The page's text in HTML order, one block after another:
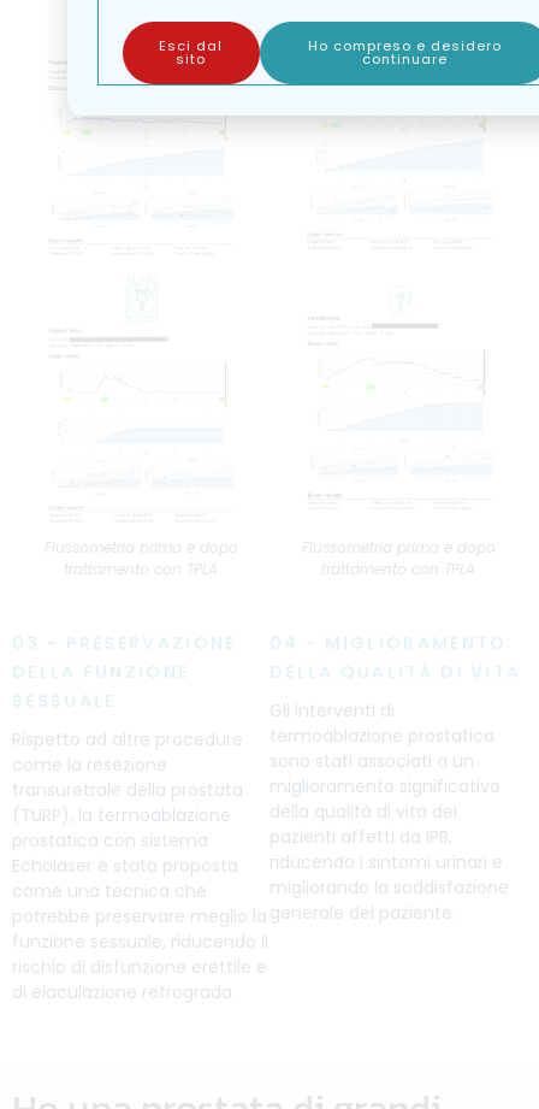
Flussometria prima e dopo
trattamento con TPLA
Flussometria prima e dopo
trattamento con TPLA
03 - PRESERVAZIONE
DELLA FUNZIONE
SESSUALE
Rispetto ad altre procedure
come la resezione
transuretrale della prostata
(TURP), la termoablazione
prostatica con sistema
Echolaser è stata proposta
come una tecnica che
potrebbe preservare meglio la
funzione sessuale, riducendo il
rischio di disfunzione erettile e
di eiaculazione retrograda.
04 - MIGLIORAMENTO
DELLA QUALITÀ DI VITA
Gli interventi di
termoablazione prostatica
sono stati associati a un
miglioramento significativo
della qualità di vita dei
pazienti affetti da IPB,
riducendo i sintomi urinari e
migliorando la soddisfazione
generale del paziente.
Esci dal
sito
Ho compreso e desidero
continuare